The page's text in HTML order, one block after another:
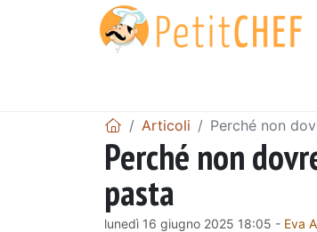
Articoli Perché non
Perché non
pasta
lunedì 16 giugno 2025 18:05 - Eva